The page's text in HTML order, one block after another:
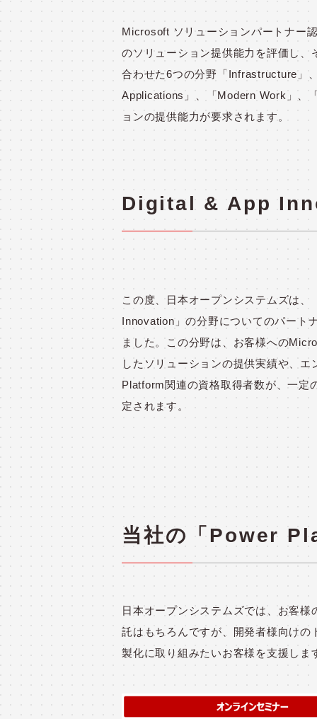
Microsoft ソリューションパートナー
のソリューション提供能力を評価し
合わせた6つの分野「Infrastructure」
Applications」、「Modern Work」、
ョンの提供能力が要求されます。
Digital & App
この度、日本オープンシステムズは、
Innovation」の分野についてのパート
ました。この分野は、お客様への
したソリューションの提供実績や、
Platform関連の資格取得者数が、一定
定されます。
当社の「Power
日本オープンシステムズでは、お客
託はもちろんですが、開発者様向け
製化に取り組みたいお客様を支援し